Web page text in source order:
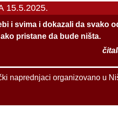
15.5.2025.
i svima i dokazali da svako
pristane da bude ništa.
naprednjaci organizovano u